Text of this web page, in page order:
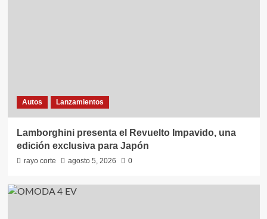
Autos Lanzamientos
Lamborghini presenta el Revuelto Impavido, una
edición exclusiva para Japón
rayo corte agosto 5, 2026 0